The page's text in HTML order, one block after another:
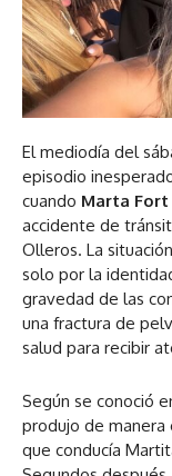
El mediodía del
episodio
cuando Marta Fort
accidente de
Olleros. La
solo por la
gravedad de las
una fractura de
salud para recibir
Según se conoció
produjo de manera
que conducía